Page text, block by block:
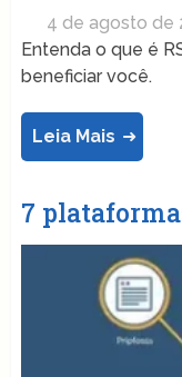
4 de agosto de
Entenda o que é
beneficiar você.
Leia Mais
7